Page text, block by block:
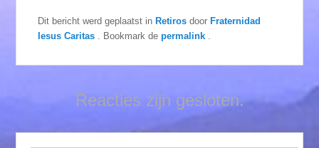
Dit bericht werd geplaatst inRetiros doorFraternidad
Iesus Caritas
. Bookmark depermalink
Reacties zijn gesloten.